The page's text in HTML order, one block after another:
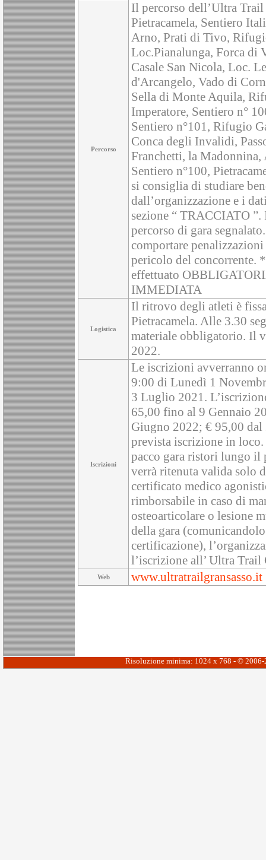
Percorso
Il percorso dell’Ultra
Pietracamela, Sentiero
Arno, Prati di Tivo,
Loc.Pianalunga, Forca di
Casale San Nicola, Loc.
d'Arcangelo, Vado di
Sella di Monte Aquila,
Imperatore, Sentiero n°
Sentiero n°101, Rifugio
Conca degli Invalidi,
Franchetti, la
Sentiero n°100,
si consiglia di studiare
dall’organizzazione e i
sezione “ TRACCIATO
percorso di gara
comportare
pericolo del concorrente.
effettuato
IMMEDIATA
Logistica
Il ritrovo degli atleti è
Pietracamela. Alle 3.30
materiale obbligatorio. Il
2022.
Iscrizioni
Le iscrizioni avverranno
9:00 di Lunedì 1
3 Luglio 2021.
65,00 fino al 9 Gennaio
Giugno 2022; € 95,00
prevista iscrizione in
pacco gara ristori lungo il
verrà ritenuta valida solo
certificato medico
rimborsabile in caso di
osteoarticolare o lesione
della gara
certificazione),
l’iscrizione all’ Ultra Trail
Web www.ultratrailgransasso.it
Risoluzione minima: 1024 x 768 - ©